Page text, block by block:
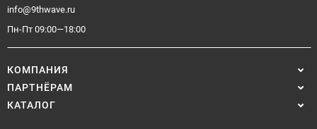
info@9thwave.ru
Пн-Пт 09:00—18:00
КОМПАНИЯ
ПАРТНЁРАМ
КАТАЛОГ